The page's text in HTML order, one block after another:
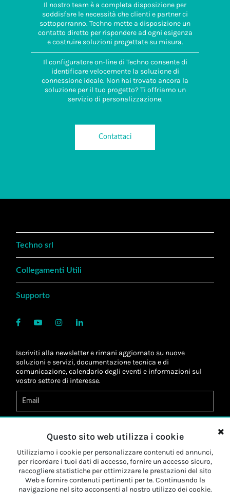
Il nostro team è a completa disposizione per
soddisfare le necessità che clienti e partner ci
sottoporranno. Techno mette a disposizione un
contatto diretto per rispondere ad ogni esigenza
e costruire soluzioni progettate su misura.
Il configuratore on-line di Techno consente di
identificare velocemente la soluzione di
connessione ideale. Non hai trovato ancora la
soluzione per il tuo progetto? Ti offriamo un
servizio di personalizzazione.
Contattaci
Techno srl
Collegamenti Utili
Supporto
Iscriviti alla newsletter e rimani aggiornato su nuove
soluzioni e servizi, documentazione tecnica e di
comunicazione, calendario degli eventi e informazioni sul
vostro settore di interesse.
Letta l'informativa, autorizzo altrattamento dei miei dati
personali*
Letta l'informativa, autorizzo al trattamento dei miei dati
personali a fini dimarketing*
Iscriviti
Questo sito web utilizza i cookie
Utilizziamo i cookie per personalizzare contenuti ed annunci,
per ricordare i tuoi dati di accesso, fornire un accesso sicuro,
raccogliere statistiche per ottimizzare le prestazioni del sito
Web e fornire contenuti pertinenti per te. Continuando la
navigazione nel sito acconsenti al nostro utilizzo dei cookie.